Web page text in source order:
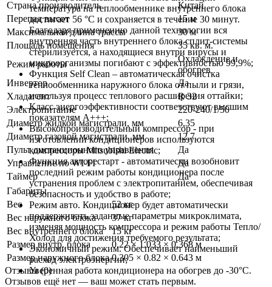
температура на теплообменнике внутреннего блока
достигает 56 °C и сохраняется в течение 30 минут.
Благодаря применению данной технологии вся
внутренняя часть внутреннего блока сплит-системы
стерилизуется, а находящиеся внутри вирусы и
микроорганизмы погибают с эффективностью 99,9%;
Функция Self Clean – автоматическая очистка
теплообменника наружного блока от пыли и грязи,
используя процесс теплового расширения оттайки;
Класс энергоэффективности соответствуют высшим
показателям A+++;
Высокопроизводительный компрессор - при
изготовлении кондиционеров используются
компрессоры Mitsubishi Electric;
Функция авторестарт - автоматически возобновит
последний режим работы кондиционера после
устранения проблем с электропитанием, обеспечивая
безопасность и удобство в работе;
Режим авто. Кондиционер будет автоматически
поддерживать заданные параметры микроклимата,
изменяя мощность компрессора и режим работы Тепло/
Холод для достижения требуемого результата;
Экономичный режим. Обеспечивает наименьший
расход электроэнергии;
Уверенная работа кондиционера на обогрев до -30°С.
Страна производитель
Китай
Перепад высот
15 м
Максимальная длина трассы
30 м
Площадь помещения
35 кв. м.
Режим работы
Охлаждение и
обогрев
Инвертор
Да
Хладагент
R 32
Электропитание
220-240/1/50
Диаметр жидкой магистрали, мм
6,35
Диаметр газовой магистрали, мм
12,7
Пульт дистанционного управления
Да
Управление по WI-FI
Да
Таймер
Да
Габариты
Вес
52 кг
Вес наружного блока
37 кг
Вес внутреннего блока
15 кг
Размер внутр. блока
0.22 × 1.033 × 0.368 м
Размер наружного блока 0.305 × 0.82 × 0.643 м
Отзывы (0)
Отзывов ещё нет — ваш может стать первым.